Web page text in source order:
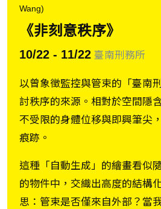
Wang)
《非刻意秩序》
10/22 - 11/22 臺南刑務所
以曾象徵監控與管束的「臺南
討秩序的來源。相對於空間隱
不受限的身體位移與即興筆尖
痕跡。
這種「自動生成」的繪畫看似
的物件中，交織出高度的結構
思：管束是否僅來自外部？當